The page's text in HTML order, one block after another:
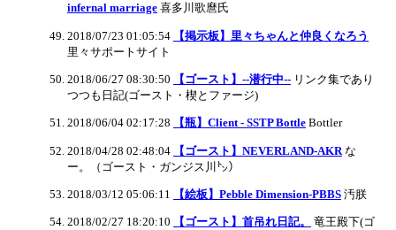
infernal marriage 喜多川歌麿氏
2018/07/23 01:05:54
【掲示板】里々ちゃんと仲良くなろう
里々サポートサイト
2018/06/27 08:30:50 【ゴースト】--潜行中-- リンク集であり
つつも日記(ゴースト・楔とファージ)
2018/06/04 02:17:28 【瓶】Client - SSTP Bottle Bottler
2018/04/28 02:48:04 【ゴースト】NEVERLAND-AKR な
ー。（ゴースト・ガンジス川㌧）
2018/03/12 05:06:11 【絵板】Pebble Dimension-PBBS 汚朕
2018/02/27 18:20:10 【ゴースト】首吊れ日記。
竜王殿下(ゴ